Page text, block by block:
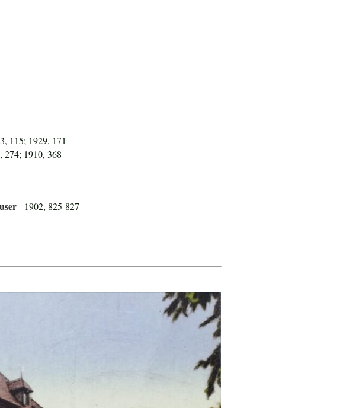
115; 1929, 171
274; 1910, 368
- 1902, 825-827